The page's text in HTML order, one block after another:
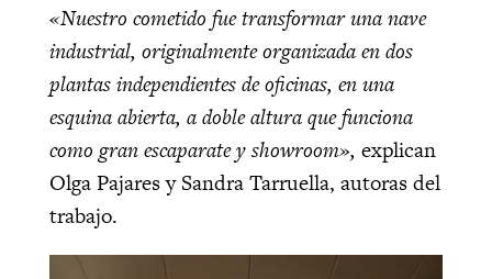
«Nuestro cometido fue transformar una nave
industrial, originalmente organizada en dos
plantas independientes de oficinas, en una
esquina abierta, a doble altura que funciona
como gran escaparate y showroom», explican
Olga Pajares y Sandra Tarruella, autoras del
trabajo.